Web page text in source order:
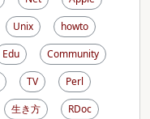
Unix
howto
Edu
Community
TV
Perl
生き方
RDoc